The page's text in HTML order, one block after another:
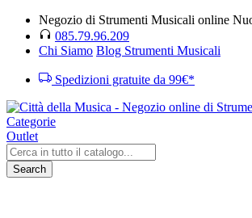
Negozio di Strumenti Musicali online
085.79.96.209
Chi Siamo Blog Strumenti Musicali
Spedizioni gratuite da 99€*
Categorie
Outlet
Search